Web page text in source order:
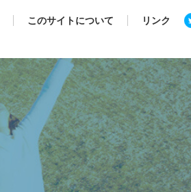
このサイトについて リンク